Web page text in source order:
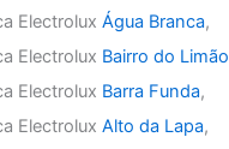
ElectroluxÁgua Branca,
Electrolux Bairro do Limão
Electrolux Barra Funda,
ElectroluxAlto da Lapa,